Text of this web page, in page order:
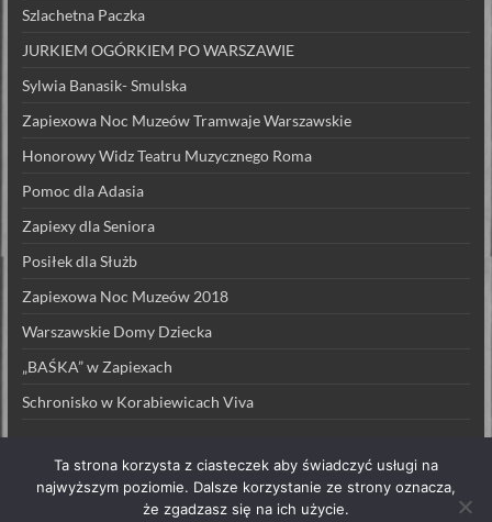
Szlachetna Paczka
JURKIEM OGÓRKIEM PO WARSZAWIE
Sylwia Banasik- Smulska
Zapiexowa Noc Muzeów Tramwaje Warszawskie
Honorowy Widz Teatru Muzycznego Roma
Pomoc dla Adasia
Zapiexy dla Seniora
Posiłek dla Służb
Zapiexowa Noc Muzeów 2018
Warszawskie Domy Dziecka
„BAŚKA” w Zapiexach
Schronisko w Korabiewicach Viva
Prawa autorskie © 2026ZAPIEXY LUXUSOWE – SMAK PRL`U
Ta strona korzysta z ciasteczek aby świadczyć usługi na
najwyższym poziomie. Dalsze korzystanie ze strony oznacza,
że zgadzasz się na ich użycie.